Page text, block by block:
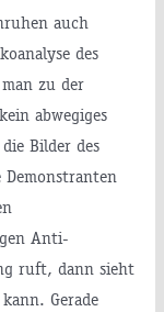
auch
des
zu der
abwegiges
Bilder des
Demonstranten
Anti-
ruft, dann sieht
Gerade